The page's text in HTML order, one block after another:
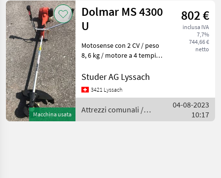
ricerca
Categoria 3 Paese
PERCORSO
ATTUALE
Manutenzione
comunale
Attrezzi
Comunali
Reimposta
Mostra
risultati
Macchina usata
Dolmar MS 4300
U
802 €
inclusa IVA
7,7%
744,66 €
netto
Motosense con 2 CV / peso
8, 6 kg / motore a 4 tempi
testina filettata e coltello /
ottime condizioni, come
nuovo / posizione Kerzers
Studer AG Lyssach
3421 Lyssach
Attrezzi comunali /
Dolmar
04-08-2023
10:17